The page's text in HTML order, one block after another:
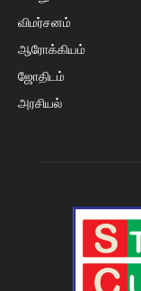
விமர்சனம்
ஆரோக்கியம்
ஜோதிடம்
அரசியல்